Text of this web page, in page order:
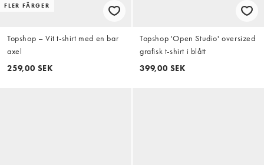
FLER FÄRGER
Topshop – Vit t-shirt med en bar
axel
259,00 SEK
Topshop 'Open Studio' oversized
grafisk t-shirt i blått
399,00 SEK